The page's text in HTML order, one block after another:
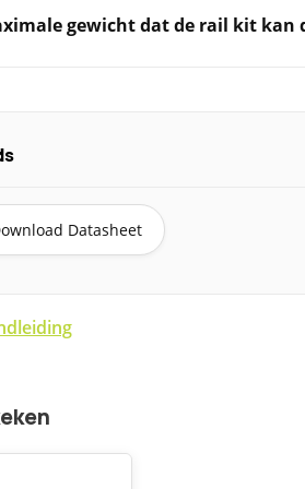
gewicht dat de rail kit kan
Datasheet